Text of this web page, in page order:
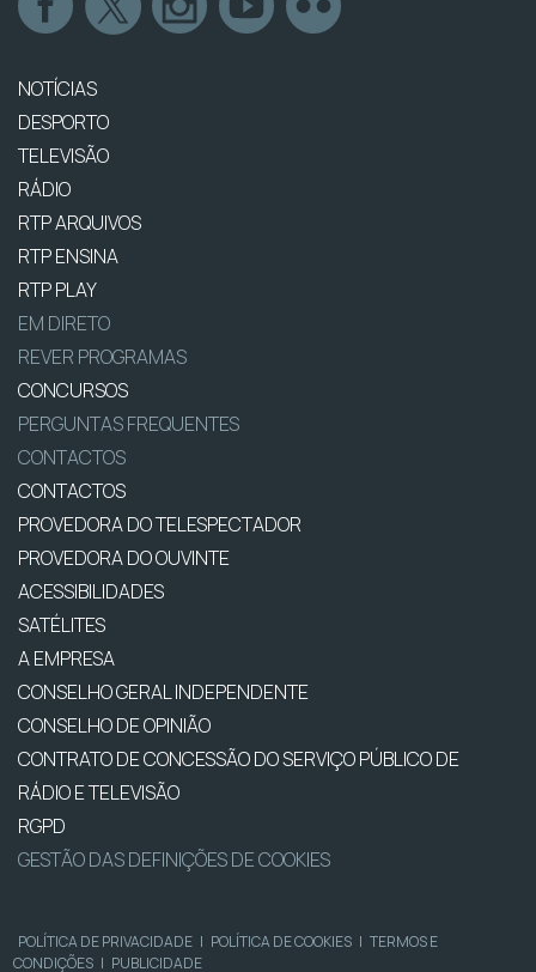
NOTÍCIAS
DESPORTO
TELEVISÃO
RÁDIO
RTP ARQUIVOS
RTP ENSINA
RTP PLAY
EM DIRETO
REVER PROGRAMAS
CONCURSOS
PERGUNTAS FREQUENTES
CONTACTOS
CONTACTOS
PROVEDORA DO TELESPECTADOR
PROVEDORA DO OUVINTE
ACESSIBILIDADES
SATÉLITES
A EMPRESA
CONSELHO GERAL INDEPENDENTE
CONSELHO DE OPINIÃO
CONTRATO DE CONCESSÃO DO SERVIÇO PÚBLICO DE
RÁDIO E TELEVISÃO
RGPD
GESTÃO DAS DEFINIÇÕES DE COOKIES
POLÍTICA DE PRIVACIDADE | POLÍTICA DE COOKIES | TERMOS E
CONDIÇÕES | PUBLICIDADE